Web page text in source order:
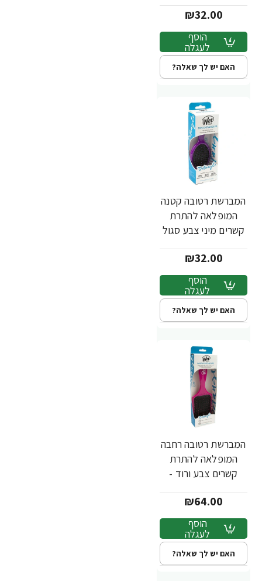
₪32.00
הוסף
לעגלה
האם יש לך שאלה?
המברשת רטובה קטנה
המופלאה להתרת
קשרים מיני צבע סגול
₪32.00
הוסף
לעגלה
האם יש לך שאלה?
המברשת רטובה רחבה
המופלאה להתרת
קשרים צבע ורוד -
₪64.00
הוסף
לעגלה
האם יש לך שאלה?